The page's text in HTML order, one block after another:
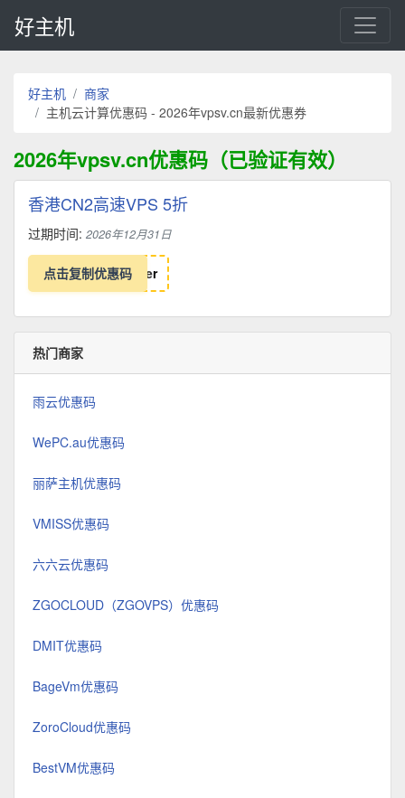
好主机
好主机
商家
主机云计算优惠码 - 2026年vpsv.cn最新优惠券
2026年vpsv.cn优惠码（已验证有效）
香港CN2高速VPS 5折
过期时间: 2026年12月31日
点击复制优惠码 er
热门商家
雨云优惠码
WePC.au优惠码
丽萨主机优惠码
VMISS优惠码
六六云优惠码
ZGOCLOUD（ZGOVPS）优惠码
DMIT优惠码
BageVm优惠码
ZoroCloud优惠码
BestVM优惠码